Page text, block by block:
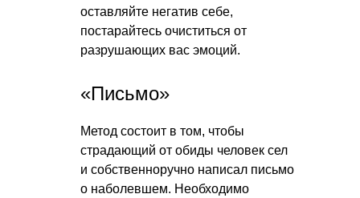
оставляйте негатив себе,
постарайтесь очиститься от
разрушающих вас эмоций.
«Письмо»
Метод состоит в том, чтобы
страдающий от обиды человек сел
и собственноручно написал письмо
о наболевшем. Необходимо